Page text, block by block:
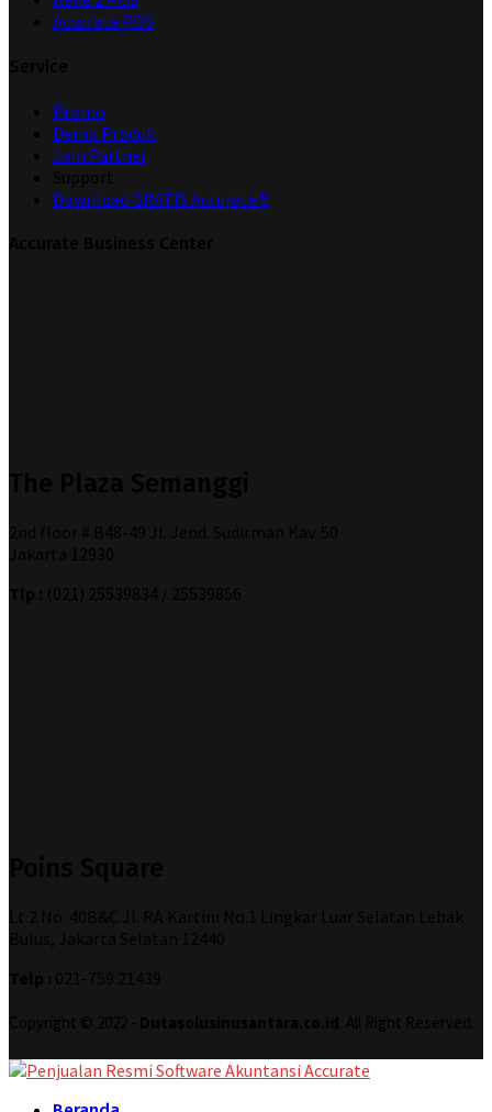
Accurate POS
Promo
Demo Produk
Join Partner
Download GRATIS Accurate 5